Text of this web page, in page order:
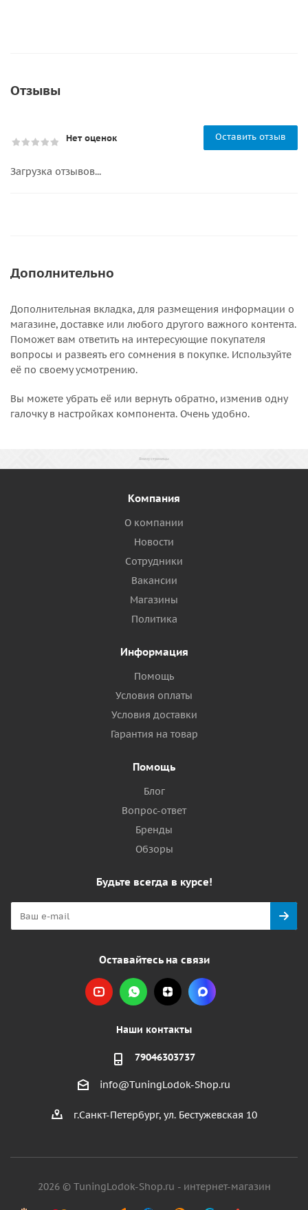
Отзывы
Нет оценок Оставить отзыв
Загрузка отзывов...
Дополнительно
Дополнительная вкладка, для размещения информации о
магазине, доставке или любого другого важного контента.
Поможет вам ответить на интересующие покупателя
вопросы и развеять его сомнения в покупке. Используйте
её по своему усмотрению.
Вы можете убрать её или вернуть обратно, изменив одну
галочку в настройках компонента. Очень удобно.
Компания
О компании
Новости
Сотрудники
Вакансии
Магазины
Политика
Информация
Помощь
Условия оплаты
Условия доставки
Гарантия на товар
Помощь
Блог
Вопрос-ответ
Бренды
Обзоры
Будьте всегда в курсе!
Оставайтесь на связи
Наши контакты
79046303737
info@TuningLodok-Shop.ru
г.Санкт-Петербург, ул. Бестужевская 10
2026 © TuningLodok-Shop.ru - интернет-магазин